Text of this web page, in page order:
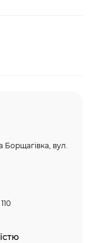
Борщагівка, вул.